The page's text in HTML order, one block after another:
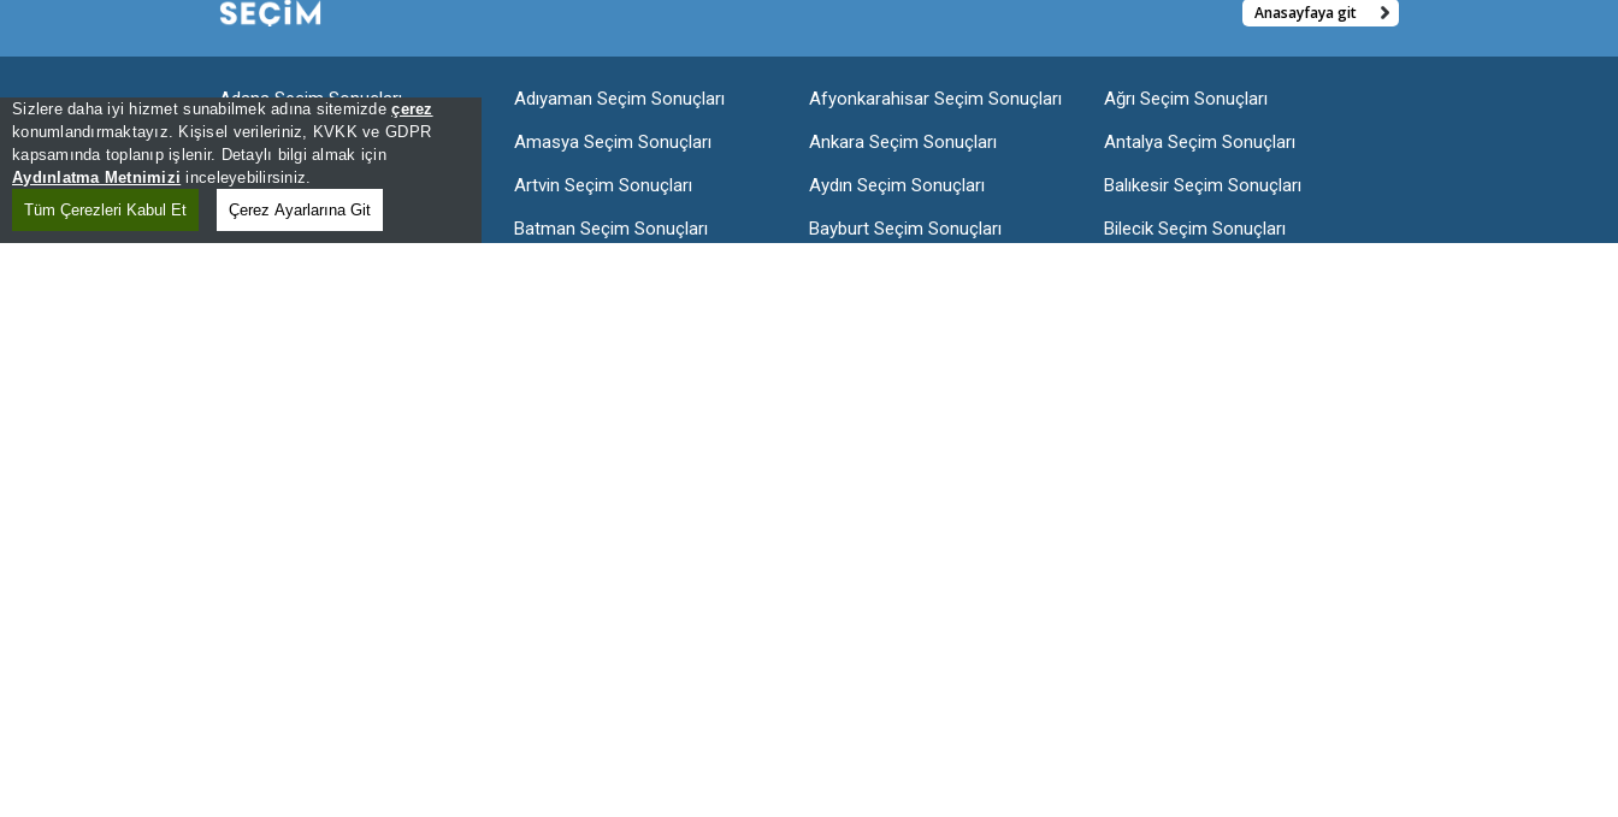
Sizlere daha iyi hizmet sunabilmek adına sitemizdeçerez
konumlandırmaktayız. Kişisel verileriniz, KVKK ve GDPR
kapsamında toplanıp işlenir. Detaylı bilgi almak için
Aydınlatma Metnimizi inceleyebilirsiniz.
Tüm Çerezleri Kabul Et
Çerez Ayarlarına Git
Anasayfaya git
Adana Seçim Sonuçları Adıyaman Seçim Sonuçları Afyonkarahisar Seçim Sonuçları
Ağrı Seçim Sonuçları
Aksaray Seçim Sonuçları
Amasya Seçim Sonuçları Ankara Seçim Sonuçları
Antalya Seçim Sonuçları
Ardahan Seçim Sonuçları
Artvin Seçim Sonuçları Aydın Seçim Sonuçları
Balıkesir Seçim Sonuçları
Bartın Seçim Sonuçları
Batman Seçim Sonuçları Bayburt Seçim Sonuçları
Bilecik Seçim Sonuçları